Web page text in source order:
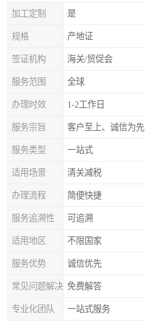
加工定制 是
规格 产地证
签证机构 海关/贸促会
服务范围 全球
办理时效 1-2工作日
服务宗旨 客户至上、诚信为先
服务类型 一站式
适用场景 清关减税
办理流程 简便快捷
服务追溯性 可追溯
适用地区 不限国家
服务优势 诚信优先
常见问题解决 免费解答
专业化团队 一站式服务